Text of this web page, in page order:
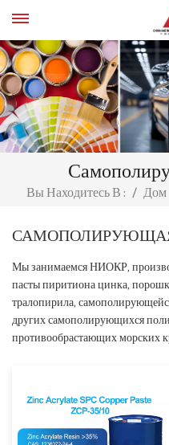
Вы Находитесь В : / Дом
Мы занимаемся НИОКР,
пасты пиритиона цинка,
тралопирила,
других самополирующихся
противообрастающих морских